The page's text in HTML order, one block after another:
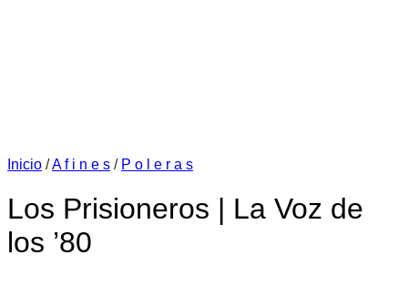
Inicio /A f i n e s / P o l e r a s
Los Prisioneros | La Voz de
los ’80